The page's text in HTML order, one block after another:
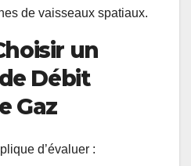
de vaisseaux spatiaux.
un
Débit
Gaz
d’évaluer :